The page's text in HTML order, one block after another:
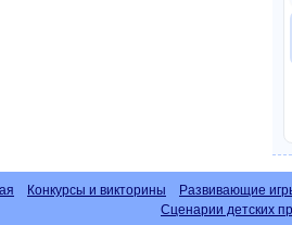
Конкурсы и викторины Развивающие
Сценарии детских